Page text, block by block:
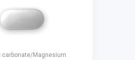
carbonate/Magnesium